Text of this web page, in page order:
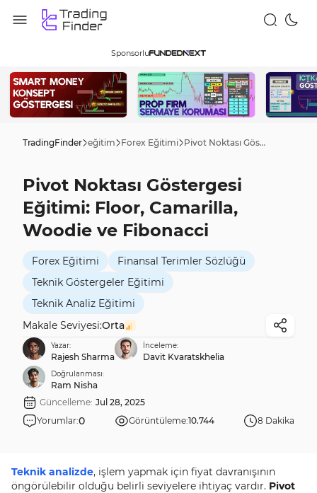
Sponsorlu
TradingFinder eğitim Forex Eğitimi Pivot Noktası Göstergesi Eğitimi: Floor, Camarilla, Woodie ve Fibonacci
Pivot Noktası Göstergesi
Eğitimi: Floor, Camarilla,
Woodie ve Fibonacci
Forex Eğitimi
Finansal Terimler Sözlüğü
Teknik Göstergeler Eğitimi
Teknik Analiz Eğitimi
Makale Seviyesi:Orta
Yazar:
Rajesh Sharma
İnceleme:
Davit Kvaratskhelia
Doğrulanması:
Ram Nisha
Güncelleme: Jul 28, 2025
Yorumlar:0 Görüntüleme:10.744 8 Dakika
Teknik analizde, işlem yapmak için fiyat davranışının
öngörülebilir olduğu belirli seviyelere ihtiyaç vardır. Pivot